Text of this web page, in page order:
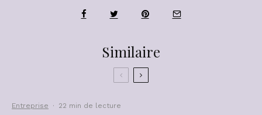
Similaire
Entreprise · 22 min de lecture